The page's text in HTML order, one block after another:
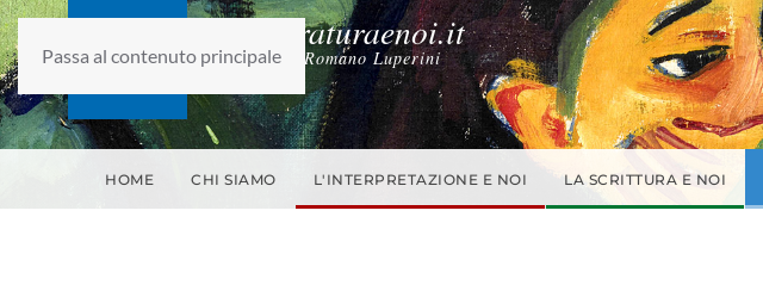
Passa al contenuto principale
laletteraturaenoi.it
fondato da Romano Luperini
HOME CHI SIAMO L'INTERPRETAZIONE E NOI LA SCRITTURA E NOI